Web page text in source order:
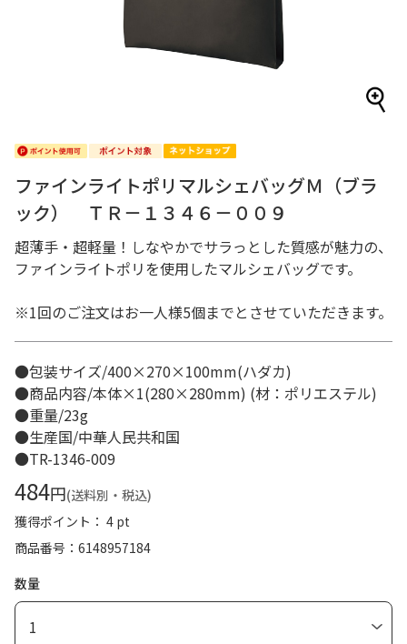
ファインライトポリマルシェバッグＭ（ブラ
ック） ＴＲ－１３４６－００９
超薄手・超軽量！しなやかでサラっとした質感が魅力の、
ファインライトポリを使用したマルシェバッグです。
※1回のご注文はお一人様5個までとさせていただきます。
●包装サイズ/400×270×100mm(ハダカ)
●商品内容/本体×1(280×280mm) (材：ポリエステル)
●重量/23g
●生産国/中華人民共和国
●TR-1346-009
484円(送料別・税込)
獲得ポイント： 4 pt
商品番号
6148957184
数量
1